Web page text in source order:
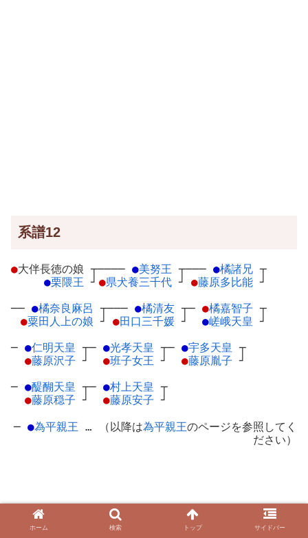
系譜12
●大伴長徳の娘 ┬
●栗隈王 ┘
──── ●美努王 ┬
●県犬養三千代 ┘
─── ●橘諸兄 ┬
●藤原多比能 ┘
── ●橘奈良麻呂 ┬
●粟田人上の娘 ┘
─── ●橘清友 ┬
●田口三千媛 ┘
─ ●橘嘉智子 ┬
●嵯峨天皇 ┘
─ ●仁明天皇 ┬
●藤原沢子 ┘
─ ●光孝天皇 ┬
●班子女王 ┘
─ ●宇多天皇 ┬
●藤原胤子 ┘
─ ●醍醐天皇 ┬
●藤原穏子 ┘
─ ●村上天皇 ┬
●藤原安子 ┘
─ ●為平親王 … （以降は為平親王のページを参照してく
ださい）
系譜13
ホーム 検索 トップ サイドバー